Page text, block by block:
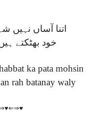
اتنا آساں
خود بھٹکتے
ka pata mohsin
rah batanay waly